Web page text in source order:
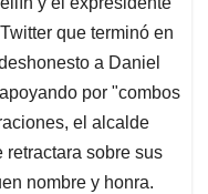
que terminó en
a Daniel
por "combos
el alcalde
retractara sobre sus
nombre y honra.